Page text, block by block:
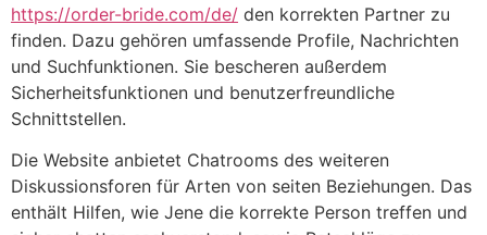
https://order-bride.com/de/ den korrekten Partner zu
finden. Dazu gehören umfassende Profile, Nachrichten
und Suchfunktionen. Sie bescheren außerdem
Sicherheitsfunktionen und benutzerfreundliche
Schnittstellen.
Die Website anbietet Chatrooms des weiteren
Diskussionsforen für Arten von seiten Beziehungen. Das
enthält Hilfen, wie Jene die korrekte Person treffen und